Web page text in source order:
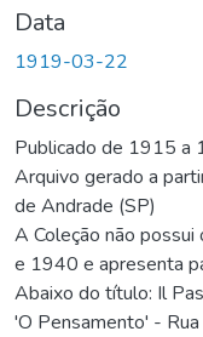
Data
1919-03-22
Descrição
Publicado de 1915 a
Arquivo gerado a
de Andrade (SP)
A Coleção não
e 1940 e apresenta
Abaixo do título: Il
'O Pensamento' -